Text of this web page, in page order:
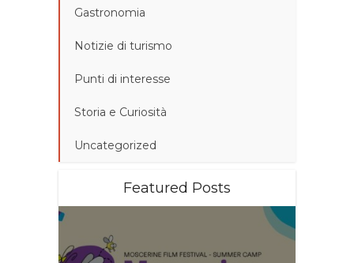
Gastronomia
Notizie di turismo
Punti di interesse
Storia e Curiosità
Uncategorized
Featured Posts